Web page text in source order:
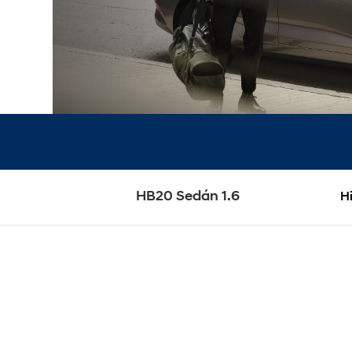
HB20 Sedán 1.6